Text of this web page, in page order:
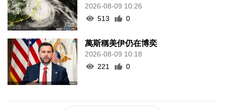
2026-08-09 10:26
513
0
萬斯稱美伊仍在博奕
2026-08-09 10:18
221
0